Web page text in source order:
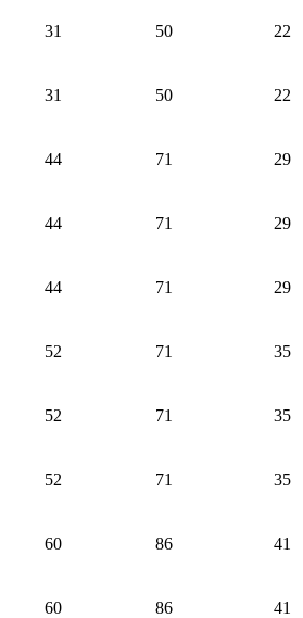
31 50 22
31 50 22
44 71 29
44 71 29
44 71 29
52 71 35
52 71 35
52 71 35
60 86 41
60 86 41